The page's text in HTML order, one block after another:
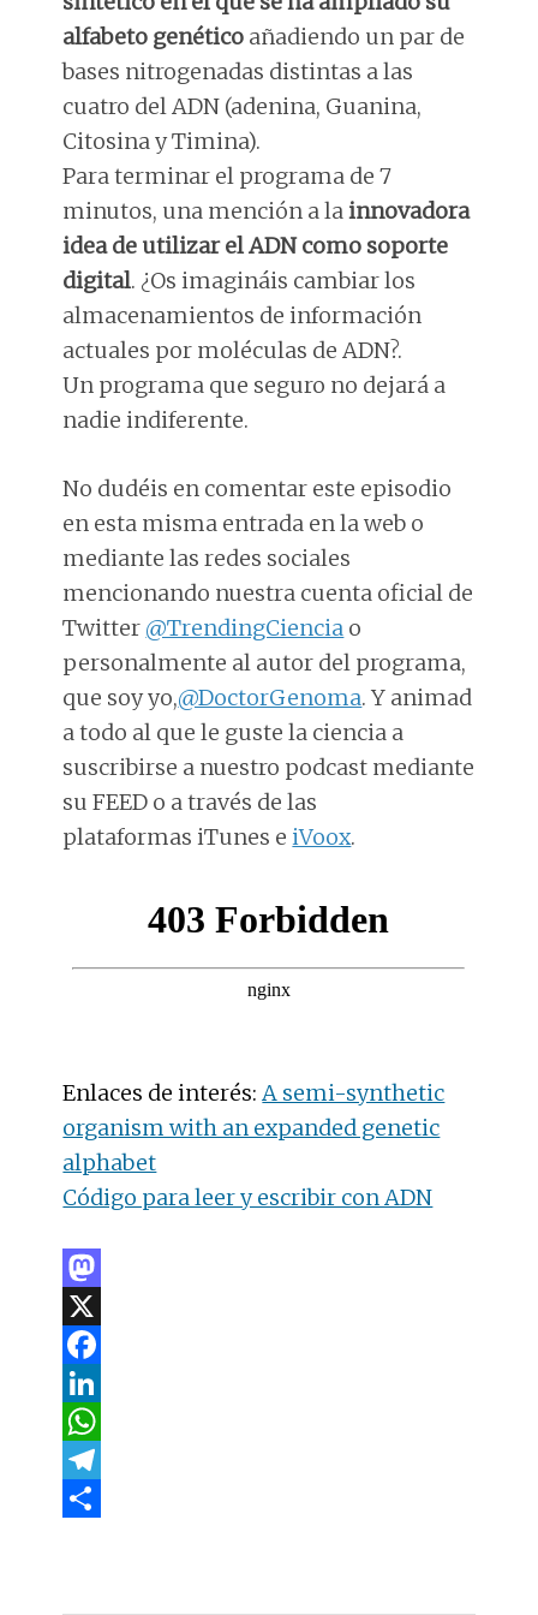
alfabeto genético añadiendo un par de
bases nitrogenadas distintas a las
cuatro del ADN (adenina, Guanina,
Citosina y Timina).
Para terminar el programa de 7
minutos, una mención a la innovadora
idea de utilizar el ADN como soporte
digital. ¿Os imagináis cambiar los
almacenamientos de información
actuales por moléculas de ADN?.
Un programa que seguro no dejará a
nadie indiferente.
No dudéis en comentar este episodio
en esta misma entrada en la web o
mediante las redes sociales
mencionando nuestra cuenta oficial de
Twitter @TrendingCiencia o
personalmente al autor del programa,
que soy yo,@DoctorGenoma. Y animad
a todo al que le guste la ciencia a
suscribirse a nuestro podcast mediante
su FEED o a través de las
plataformas iTunes e iVoox.
Enlaces de interés: A semi-synthetic
organism with an expanded genetic
alphabet
Código para leer y escribir con ADN
M
a
s
t
o
d
X
F
a
c
e
L
i
n
W
h
T